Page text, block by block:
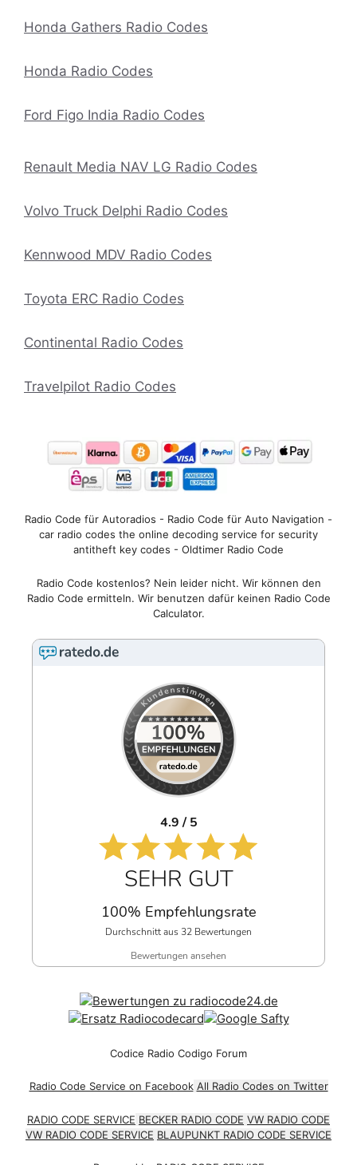
Honda Gathers Radio Codes
Honda Radio Codes
Ford Figo India Radio Codes
Renault Media NAV LG Radio Codes
Volvo Truck Delphi Radio Codes
Kennwood MDV Radio Codes
Toyota ERC Radio Codes
Continental Radio Codes
Travelpilot Radio Codes
Radio Code für Autoradios - Radio Code für Auto Navigation -
car radio codes the online decoding service for security
antitheft key codes - Oldtimer Radio Code
Radio Code kostenlos? Nein leider nicht. Wir können den
Radio Code ermitteln. Wir benutzen dafür keinen Radio Code
Calculator.
4.9 / 5
SEHR GUT
100% Empfehlungsrate
Durchschnitt aus 32 Bewertungen
Bewertungen ansehen
Codice Radio Codigo Forum
Radio Code Service on Facebook All Radio Codes on Twitter
RADIO CODE SERVICE BECKER RADIO CODE VW RADIO CODE
VW RADIO CODE SERVICE BLAUPUNKT RADIO CODE SERVICE